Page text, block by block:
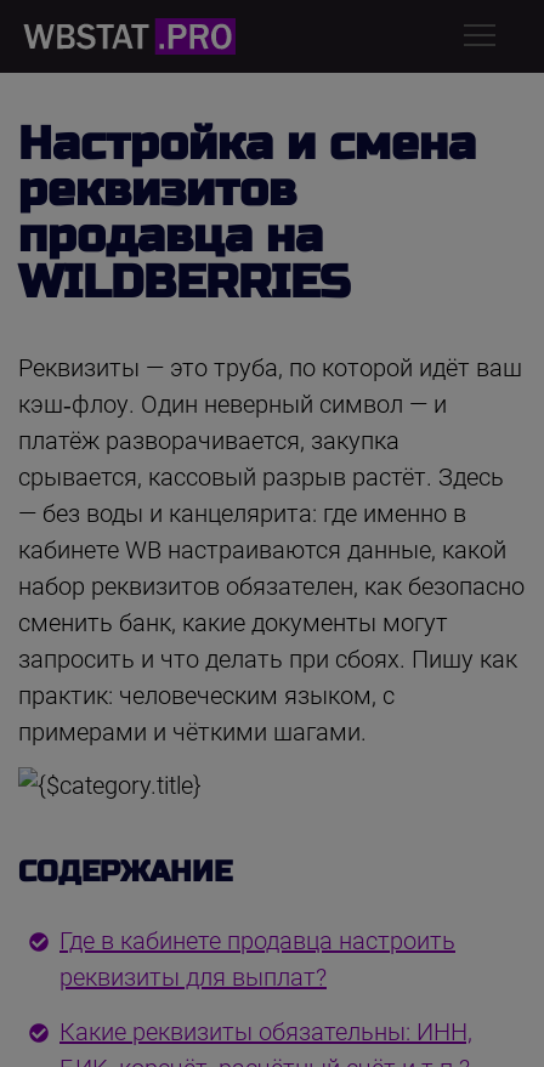
Настройка и смена
реквизитов
продавца на
WILDBERRIES
Реквизиты — это труба, по которой идёт ваш
кэш‑флоу. Один неверный символ — и
платёж разворачивается, закупка
срывается, кассовый разрыв растёт. Здесь
— без воды и канцелярита: где именно в
кабинете WB настраиваются данные, какой
набор реквизитов обязателен, как безопасно
сменить банк, какие документы могут
запросить и что делать при сбоях. Пишу как
практик: человеческим языком, с
примерами и чёткими шагами.
СОДЕРЖАНИЕ
Где в кабинете продавца настроить
реквизиты для выплат?
Какие реквизиты обязательны: ИНН,